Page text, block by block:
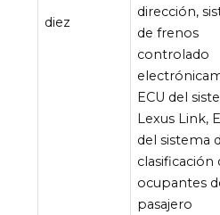
diez
dirección,
de frenos
controlado
ECU del
Lexus Link,
del sistema
clasificación
ocupantes
pasajero